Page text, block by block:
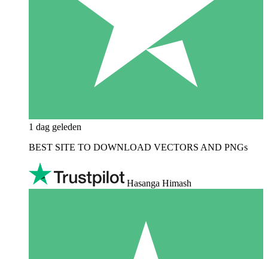
1 dag geleden
BEST SITE TO DOWNLOAD VECTORS AND PNGs
Hasanga Himash